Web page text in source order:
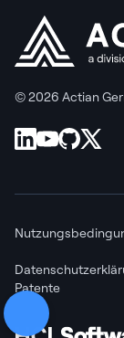
© 2026 Actian
Patente